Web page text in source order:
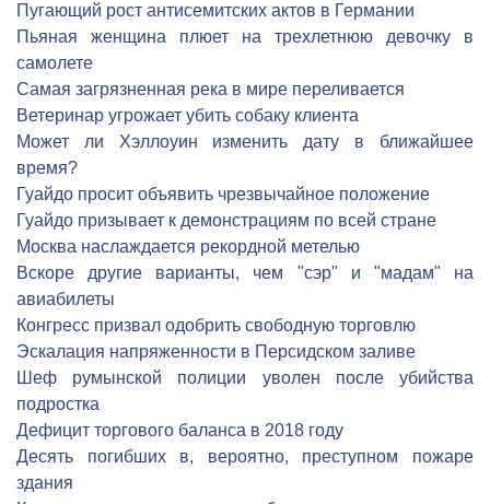
Пугающий рост антисемитских актов в Германии
Пьяная женщина плюет на трехлетнюю девочку в
самолете
Самая загрязненная река в мире переливается
Ветеринар угрожает убить собаку клиента
Может ли Хэллоуин изменить дату в ближайшее
время?
Гуайдо просит объявить чрезвычайное положение
Гуайдо призывает к демонстрациям по всей стране
Москва наслаждается рекордной метелью
Вскоре другие варианты, чем "сэр" и "мадам" на
авиабилеты
Конгресс призвал одобрить свободную торговлю
Эскалация напряженности в Персидском заливе
Шеф румынской полиции уволен после убийства
подростка
Дефицит торгового баланса в 2018 году
Десять погибших в, вероятно, преступном пожаре
здания